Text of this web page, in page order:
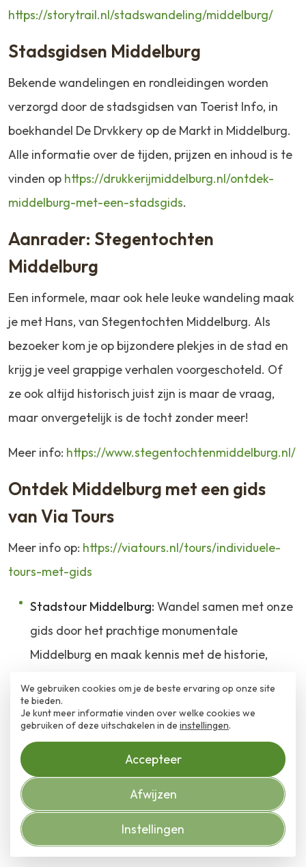
https://storytrail.nl/stadswandeling/middelburg/
Stadsgidsen Middelburg
Bekende wandelingen en rondleidingen worden
verzorgd door de stadsgidsen van Toerist Info, in
boekhandel De Drvkkery op de Markt in Middelburg.
Alle informatie over de tijden, prijzen en inhoud is te
vinden op https://drukkerijmiddelburg.nl/ontdek-
middelburg-met-een-stadsgids.
Aanrader: Stegentochten
Middelburg
Een informele, maar ook hele leuke wandeling maak
je met Hans, van Stegentochten Middelburg. Als
bezoeker kom je op bijzondere plekjes in de stad en
krijg je veel grappige verhalen voorgeschoteld. Of
ze ook altijd historisch juist zijn is maar de vraag,
maar onvergetelijk is de tocht zonder meer!
Meer info: https://www.stegentochtenmiddelburg.nl/
Ontdek Middelburg met een gids
van Via Tours
Meer info op: https://viatours.nl/tours/individuele-
tours-met-gids
Stadstour Middelburg: Wandel samen met onze
gids door het prachtige monumentale
Middelburg en maak kennis met de historie,
de stad. Met een gids mist u niks van onze
prachtige stad.of
Rondleiding Stadhuis Middelburg:
deskundige gids neemt u mee in het prachtige
laatgotische stadhuis en vertelt over de
bewogen geschiedenis. U bezoekt o.a. de
trouwzaal, raadszaal en de burgerzaal.
We gebruiken cookies om je de beste ervaring op onze site
te bieden.
Je kunt meer informatie vinden over welke cookies we
gebruiken of deze uitschakelen in de instellingen.
Accepteer
Afwijzen
Instellingen